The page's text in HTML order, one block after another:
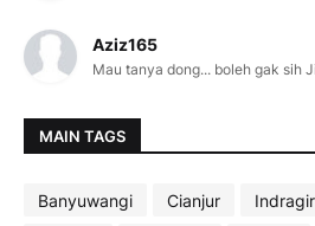
Aziz165
Mau tanya dong... boleh gak sih
MAIN TAGS
Banyuwangi Cianjur